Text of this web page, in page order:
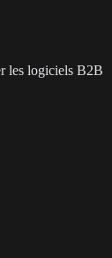
les logiciels B2B